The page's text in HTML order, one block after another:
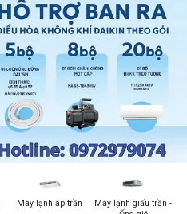
Máy lạnh áp trần
Máy lạnh giấu trần -